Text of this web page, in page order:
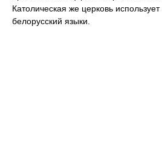
Католическая же церковь
белорусский языки.